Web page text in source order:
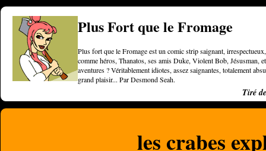
Plus Fort que le Fromage
Plus fort que le Fromage est un comic strip saignant,
comme héros, Thanatos, ses amis Duke, Violent Bob, Jésusman,
aventures ? Véritablement idiotes, assez saignantes, totalement
grand plaisir... Par Desmond Seah.
Tiré
les crabes